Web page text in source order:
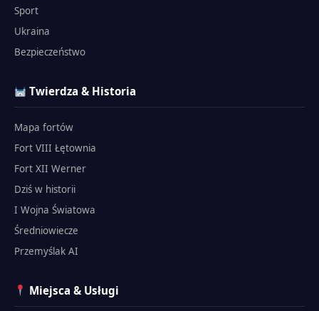
Sport
Ukraina
Bezpieczeństwo
Twierdza & Historia
Mapa fortów
Fort VIII Łętownia
Fort XII Werner
Dziś w historii
I Wojna Światowa
Średniowiecze
Przemyślak AI
Miejsca & Usługi